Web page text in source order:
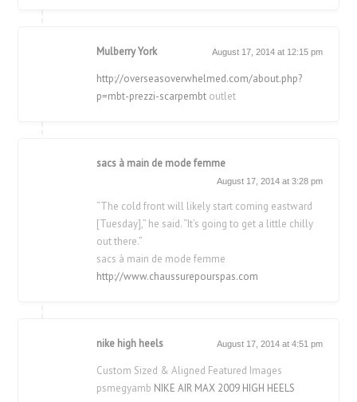
Mulberry York August 17, 2014 at 12:15 pm
http://overseasoverwhelmed.com/about.php?
p=mbt-prezzi-scarpembt outlet
sacs à main de mode femme
August 17, 2014 at 3:28 pm
“The cold front will likely start coming eastward
[Tuesday],” he said. “It’s going to get a little chilly
out there.”
sacs à main de mode femme
http://www.chaussurepourspas.com
nike high heels August 17, 2014 at 4:51 pm
Custom Sized & Aligned Featured Images
psmegyamb NIKE AIR MAX 2009 HIGH HEELS